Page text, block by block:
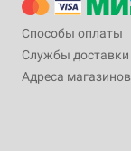
Способы оплаты
Службы доставки
Адреса магазинов